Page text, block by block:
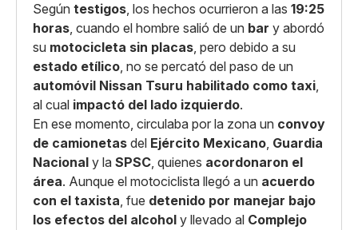
Según testigos, los hechos ocurrieron a las 19:25
horas, cuando el hombre salió de un bar y abordó
su motocicleta sin placas, pero debido a su
estado etílico, no se percató del paso de un
automóvil Nissan Tsuru habilitado como taxi,
al cual impactó del lado izquierdo.
En ese momento, circulaba por la zona un convoy
de camionetas del Ejército Mexicano, Guardia
Nacional y la SPSC, quienes acordonaron el
área. Aunque el motociclista llegó a un acuerdo
con el taxista, fue detenido por manejar bajo
los efectos del alcohol y llevado al Complejo